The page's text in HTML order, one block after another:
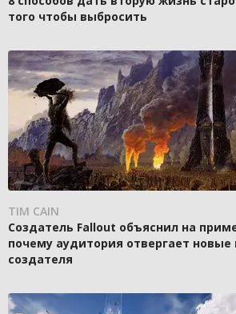
того чтобы выбросить
TIM CAIN
Создатель Fallout объяснил на
почему аудитория отвергает
создателя